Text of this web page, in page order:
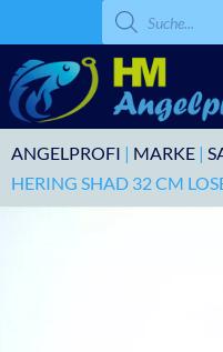
Products
search
ANGELPROFI | MARKE |
HERING SHAD 32 CM